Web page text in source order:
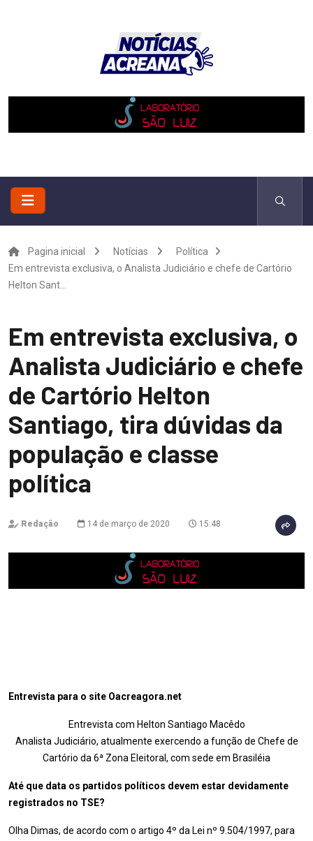
Pagina inicial Notícias
Política
Em entrevista exclusiva, o Analista Judiciário e chefe de Cartório
Helton Sant...
Em entrevista exclusiva, o
Analista Judiciário e chefe
de Cartório Helton
Santiago, tira dúvidas da
população e classe
política
Redação 14 de março de 2020 15:48
Entrevista para o site Oacreagora.net
Entrevista com Helton Santiago Macêdo
Analista Judiciário, atualmente exercendo a função de Chefe de
Cartório da 6ª Zona Eleitoral, com sede em Brasiléia
Até que data os partidos políticos devem estar devidamente
registrados no TSE?
Olha Dimas, de acordo com o artigo 4º da Lei nº 9.504/1997, para